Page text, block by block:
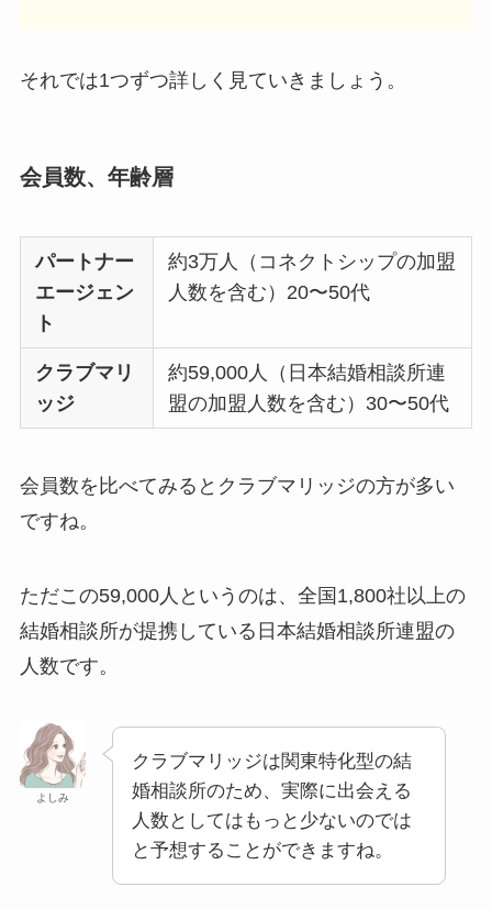
それでは1つずつ詳しく見ていきましょう。
会員数、年齢層
パートナー
エージェン
ト
約3万人（コネクトシップの加盟
人数を含む）20〜50代
クラブマリ
ッジ
約59,000人（日本結婚相談所連
盟の加盟人数を含む）30〜50代
会員数を比べてみるとクラブマリッジの方が多い
ですね。
ただこの59,000人というのは、全国1,800社以上の
結婚相談所が提携している日本結婚相談所連盟の
人数です。
よしみ
クラブマリッジは関東特化型の結
婚相談所のため、実際に出会える
人数としてはもっと少ないのでは
と予想することができますね。